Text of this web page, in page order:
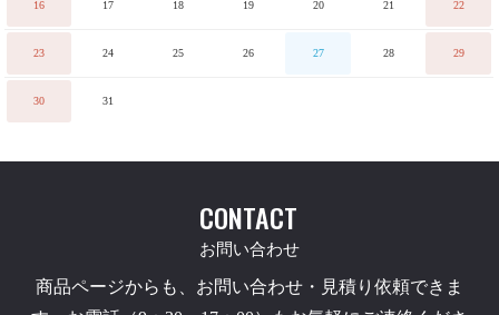
16 17 18 19 20 21 22
23 24 25 26 27 28 29
30 31
CONTACT
お問い合わせ
商品ページからも、お問い合わせ・見積り依頼できま